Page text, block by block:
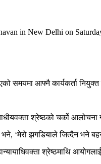
in New Delhi on
समयमा आफ्नै कार्यकर्ता
श्रेष्ठको चर्को आलोचना
भने, ‘मेरो झगडियाले जित्दैन भने
श्रेष्ठमाथि